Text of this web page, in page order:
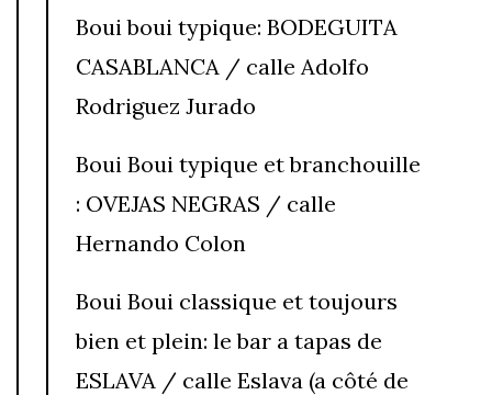
Boui boui typique: BODEGUITA
CASABLANCA / calle Adolfo
Rodriguez Jurado
Boui Boui typique et branchouille
: OVEJAS NEGRAS / calle
Hernando Colon
Boui Boui classique et toujours
bien et plein: le bar a tapas de
ESLAVA / calle Eslava (a côté de